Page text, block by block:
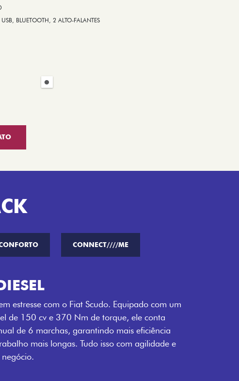
BLUETOOTH, 2 ALTO-FALANTES
CONNECT////ME
estresse com o Fiat Scudo. Equipado com um
de 150 cv e 370 Nm de torque, ele conta
de 6 marchas, garantindo mais eficiência
mais longas. Tudo isso com agilidade e